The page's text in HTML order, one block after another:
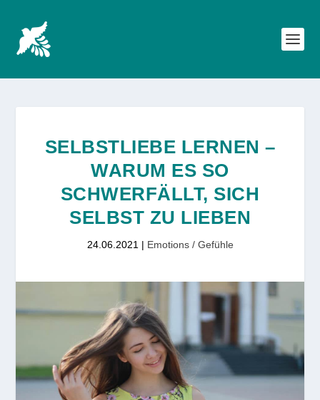
SELBSTLIEBE LERNEN –
WARUM ES SO
SCHWERFÄLLT, SICH
SELBST ZU LIEBEN
24.06.2021 | Emotions / Gefühle